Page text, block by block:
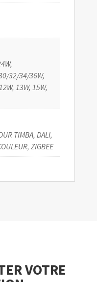
32/34/36W,
13W, 15W,
TIMBA, DALI,
ZIGBEE
VOTRE